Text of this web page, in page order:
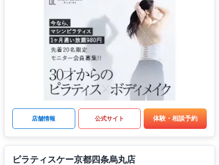
店舗情報 公式サイト 体験・相談予約
ピラティスケー京都四条烏丸店